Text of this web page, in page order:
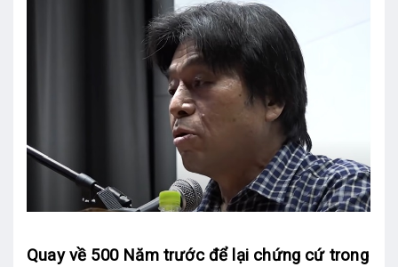
Quay về 500 Năm trước để lại chứng cứ trong